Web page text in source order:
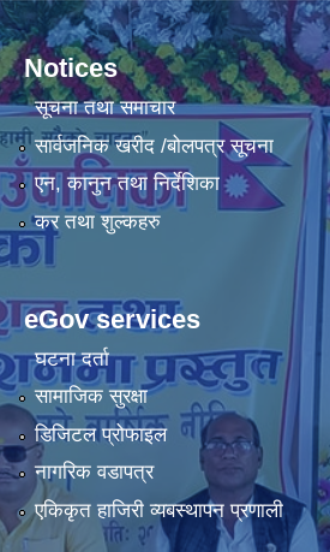
Notices
सूचना तथा समाचार
सार्वजनिक खरीद /बोलपत्र सूचना
एन, कानुन तथा निर्देशिका
कर तथा शुल्कहरु
eGov services
घटना दर्ता
सामाजिक सुरक्षा
डिजिटल प्रोफाइल
नागरिक वडापत्र
एकिकृत हाजिरी व्यबस्थापन प्रणाली